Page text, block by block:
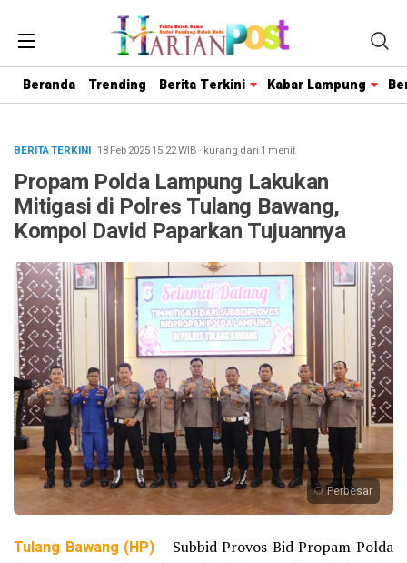
Beranda Trending Berita Terkini Kabar Lampung
BERITA TERKINI· 18 Feb 202515:22WIB · kurang dari 1 menit
Propam Polda Lampung Lakukan
Mitigasi di Polres Tulang Bawang,
Kompol David Paparkan Tujuannya
Perbesar
Tulang Bawang (HP) – Subbid Provos Bid Propam Polda